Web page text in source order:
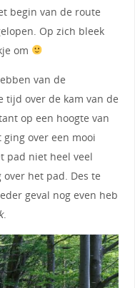
begin van de route
Op zich bleek
om
van de
tijd over de kam van de
op een hoogte van
over een mooi
pad niet heel veel
het pad. Des te
geval nog even heb
.